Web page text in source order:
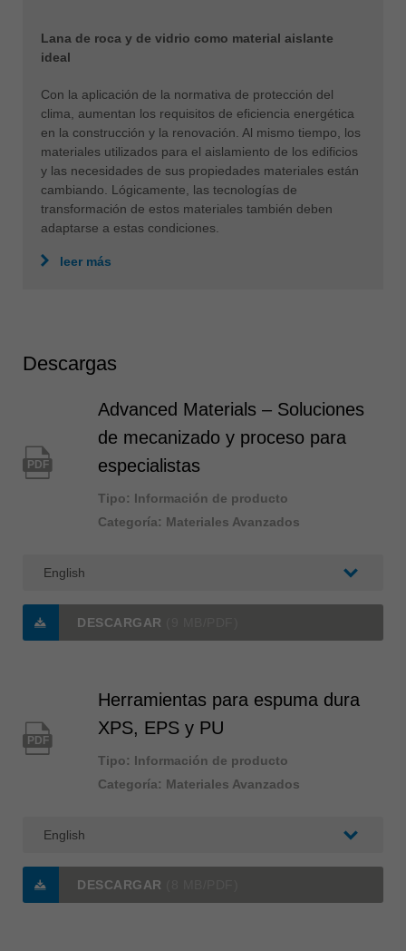
Lana de roca y de vidrio como material aislante
ideal
Con la aplicación de la normativa de protección del
clima, aumentan los requisitos de eficiencia energética
en la construcción y la renovación. Al mismo tiempo, los
materiales utilizados para el aislamiento de los edificios
y las necesidades de sus propiedades materiales están
cambiando. Lógicamente, las tecnologías de
transformación de estos materiales también deben
adaptarse a estas condiciones.
leer más
Descargas
PDF
Advanced Materials – Soluciones
de mecanizado y proceso para
especialistas
Tipo: Información de producto
Categoría: Materiales Avanzados
DESCARGAR
PDF
Herramientas para espuma dura
XPS, EPS y PU
Tipo: Información de producto
Categoría: Materiales Avanzados
DESCARGAR